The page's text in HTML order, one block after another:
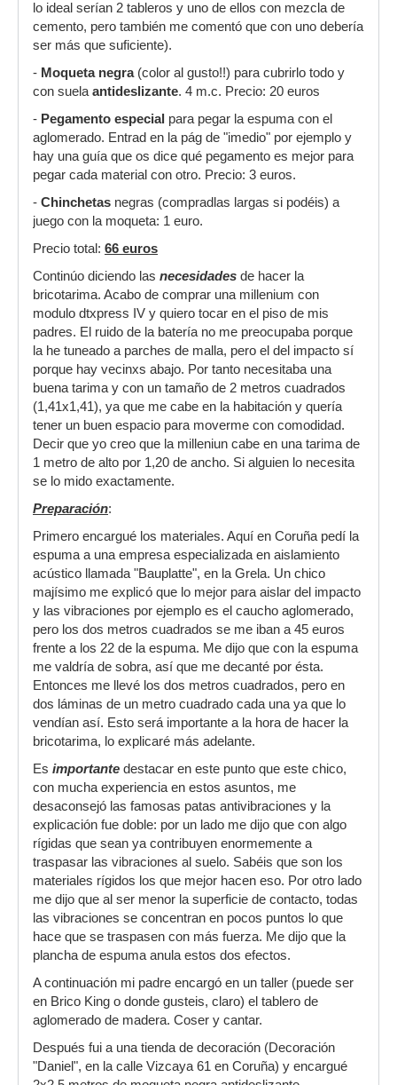
lo ideal serían 2 tableros y uno de ellos con mezcla de
cemento, pero también me comentó que con uno debería
ser más que suficiente).
- Moqueta negra(color al gusto!!) para cubrirlo todo y
con suela antideslizante. 4 m.c. Precio: 20 euros
- Pegamento especial para pegar la espuma con el
aglomerado. Entrad en la pág de "imedio" por ejemplo y
hay una guía que os dice qué pegamento es mejor para
pegar cada material con otro. Precio: 3 euros.
- Chinchetas negras (compradlas largas si podéis) a
juego con la moqueta: 1 euro.
Precio total: 66 euros
Continúo diciendo las necesidades de hacer la
bricotarima. Acabo de comprar una millenium con
modulo dtxpress IV y quiero tocar en el piso de mis
padres. El ruido de la batería no me preocupaba porque
la he tuneado a parches de malla, pero el del impacto sí
porque hay vecinxs abajo. Por tanto necesitaba una
buena tarima y con un tamaño de 2 metros cuadrados
(1,41x1,41), ya que me cabe en la habitación y quería
tener un buen espacio para moverme con comodidad.
Decir que yo creo que la milleniun cabe en una tarima de
1 metro de alto por 1,20 de ancho. Si alguien lo necesita
se lo mido exactamente.
Preparación:
Primero encargué los materiales. Aquí en Coruña pedí la
espuma a una empresa especializada en aislamiento
acústico llamada "Bauplatte", en la Grela. Un chico
majísimo me explicó que lo mejor para aislar del impacto
y las vibraciones por ejemplo es el caucho aglomerado,
pero los dos metros cuadrados se me iban a 45 euros
frente a los 22 de la espuma. Me dijo que con la espuma
me valdría de sobra, así que me decanté por ésta.
Entonces me llevé los dos metros cuadrados, pero en
dos láminas de un metro cuadrado cada una ya que lo
vendían así. Esto será importante a la hora de hacer la
bricotarima, lo explicaré más adelante.
Es importante destacar en este punto que este chico,
con mucha experiencia en estos asuntos, me
desaconsejó las famosas patas antivibraciones y la
explicación fue doble: por un lado me dijo que con algo
rígidas que sean ya contribuyen enormemente a
traspasar las vibraciones al suelo. Sabéis que son los
materiales rígidos los que mejor hacen eso. Por otro lado
me dijo que al ser menor la superficie de contacto, todas
las vibraciones se concentran en pocos puntos lo que
hace que se traspasen con más fuerza. Me dijo que la
plancha de espuma anula estos dos efectos.
A continuación mi padre encargó en un taller (puede ser
en Brico King o donde gusteis, claro) el tablero de
aglomerado de madera. Coser y cantar.
Después fui a una tienda de decoración (Decoración
"Daniel", en la calle Vizcaya 61 en Coruña) y encargué